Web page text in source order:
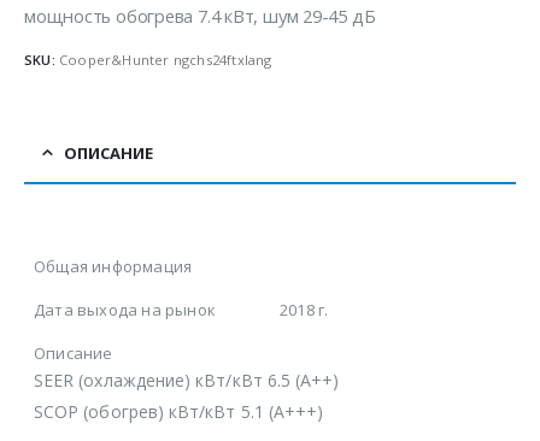
мощность обогрева 7.4 кВт, шум 29-45 дБ
SKU: Cooper&Hunter ngchs24ftxlang
ОПИСАНИЕ
Общая информация
Дата выхода на рынок
2018 г.
Описание
SEER (охлаждение) кВт/кВт 6.5 (А++)
SCOP (обогрев) кВт/кВт 5.1 (А+++)